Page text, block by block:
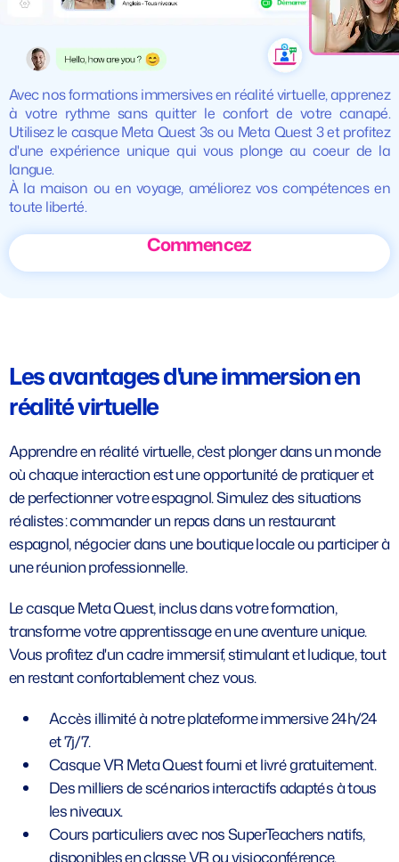
Avec nos formations immersives en réalité virtuelle, apprenez
à votre rythme sans quitter le confort de votre canapé.
Utilisez le casque Meta Quest 3s ou Meta Quest 3 et profitez
d'une expérience unique qui vous plonge au coeur de la
langue.
À la maison ou en voyage, améliorez vos compétences en
toute liberté.
Commencez
Les avantages d'une immersion en
réalité virtuelle
Apprendre en réalité virtuelle, c'est plonger dans un monde
où chaque interaction est une opportunité de pratiquer et
de perfectionner votre espagnol. Simulez des situations
réalistes : commander un repas dans un restaurant
espagnol, négocier dans une boutique locale ou participer à
une réunion professionnelle.
Le casque Meta Quest, inclus dans votre formation,
transforme votre apprentissage en une aventure unique.
Vous profitez d'un cadre immersif, stimulant et ludique, tout
en restant confortablement chez vous.
Accès illimité à notre plateforme immersive 24h/24
et 7j/7.
Casque VR Meta Quest fourni et livré gratuitement.
Des milliers de scénarios interactifs adaptés à tous
les niveaux.
Cours particuliers avec nos SuperTeachers natifs,
disponibles en classe VR ou visioconférence.